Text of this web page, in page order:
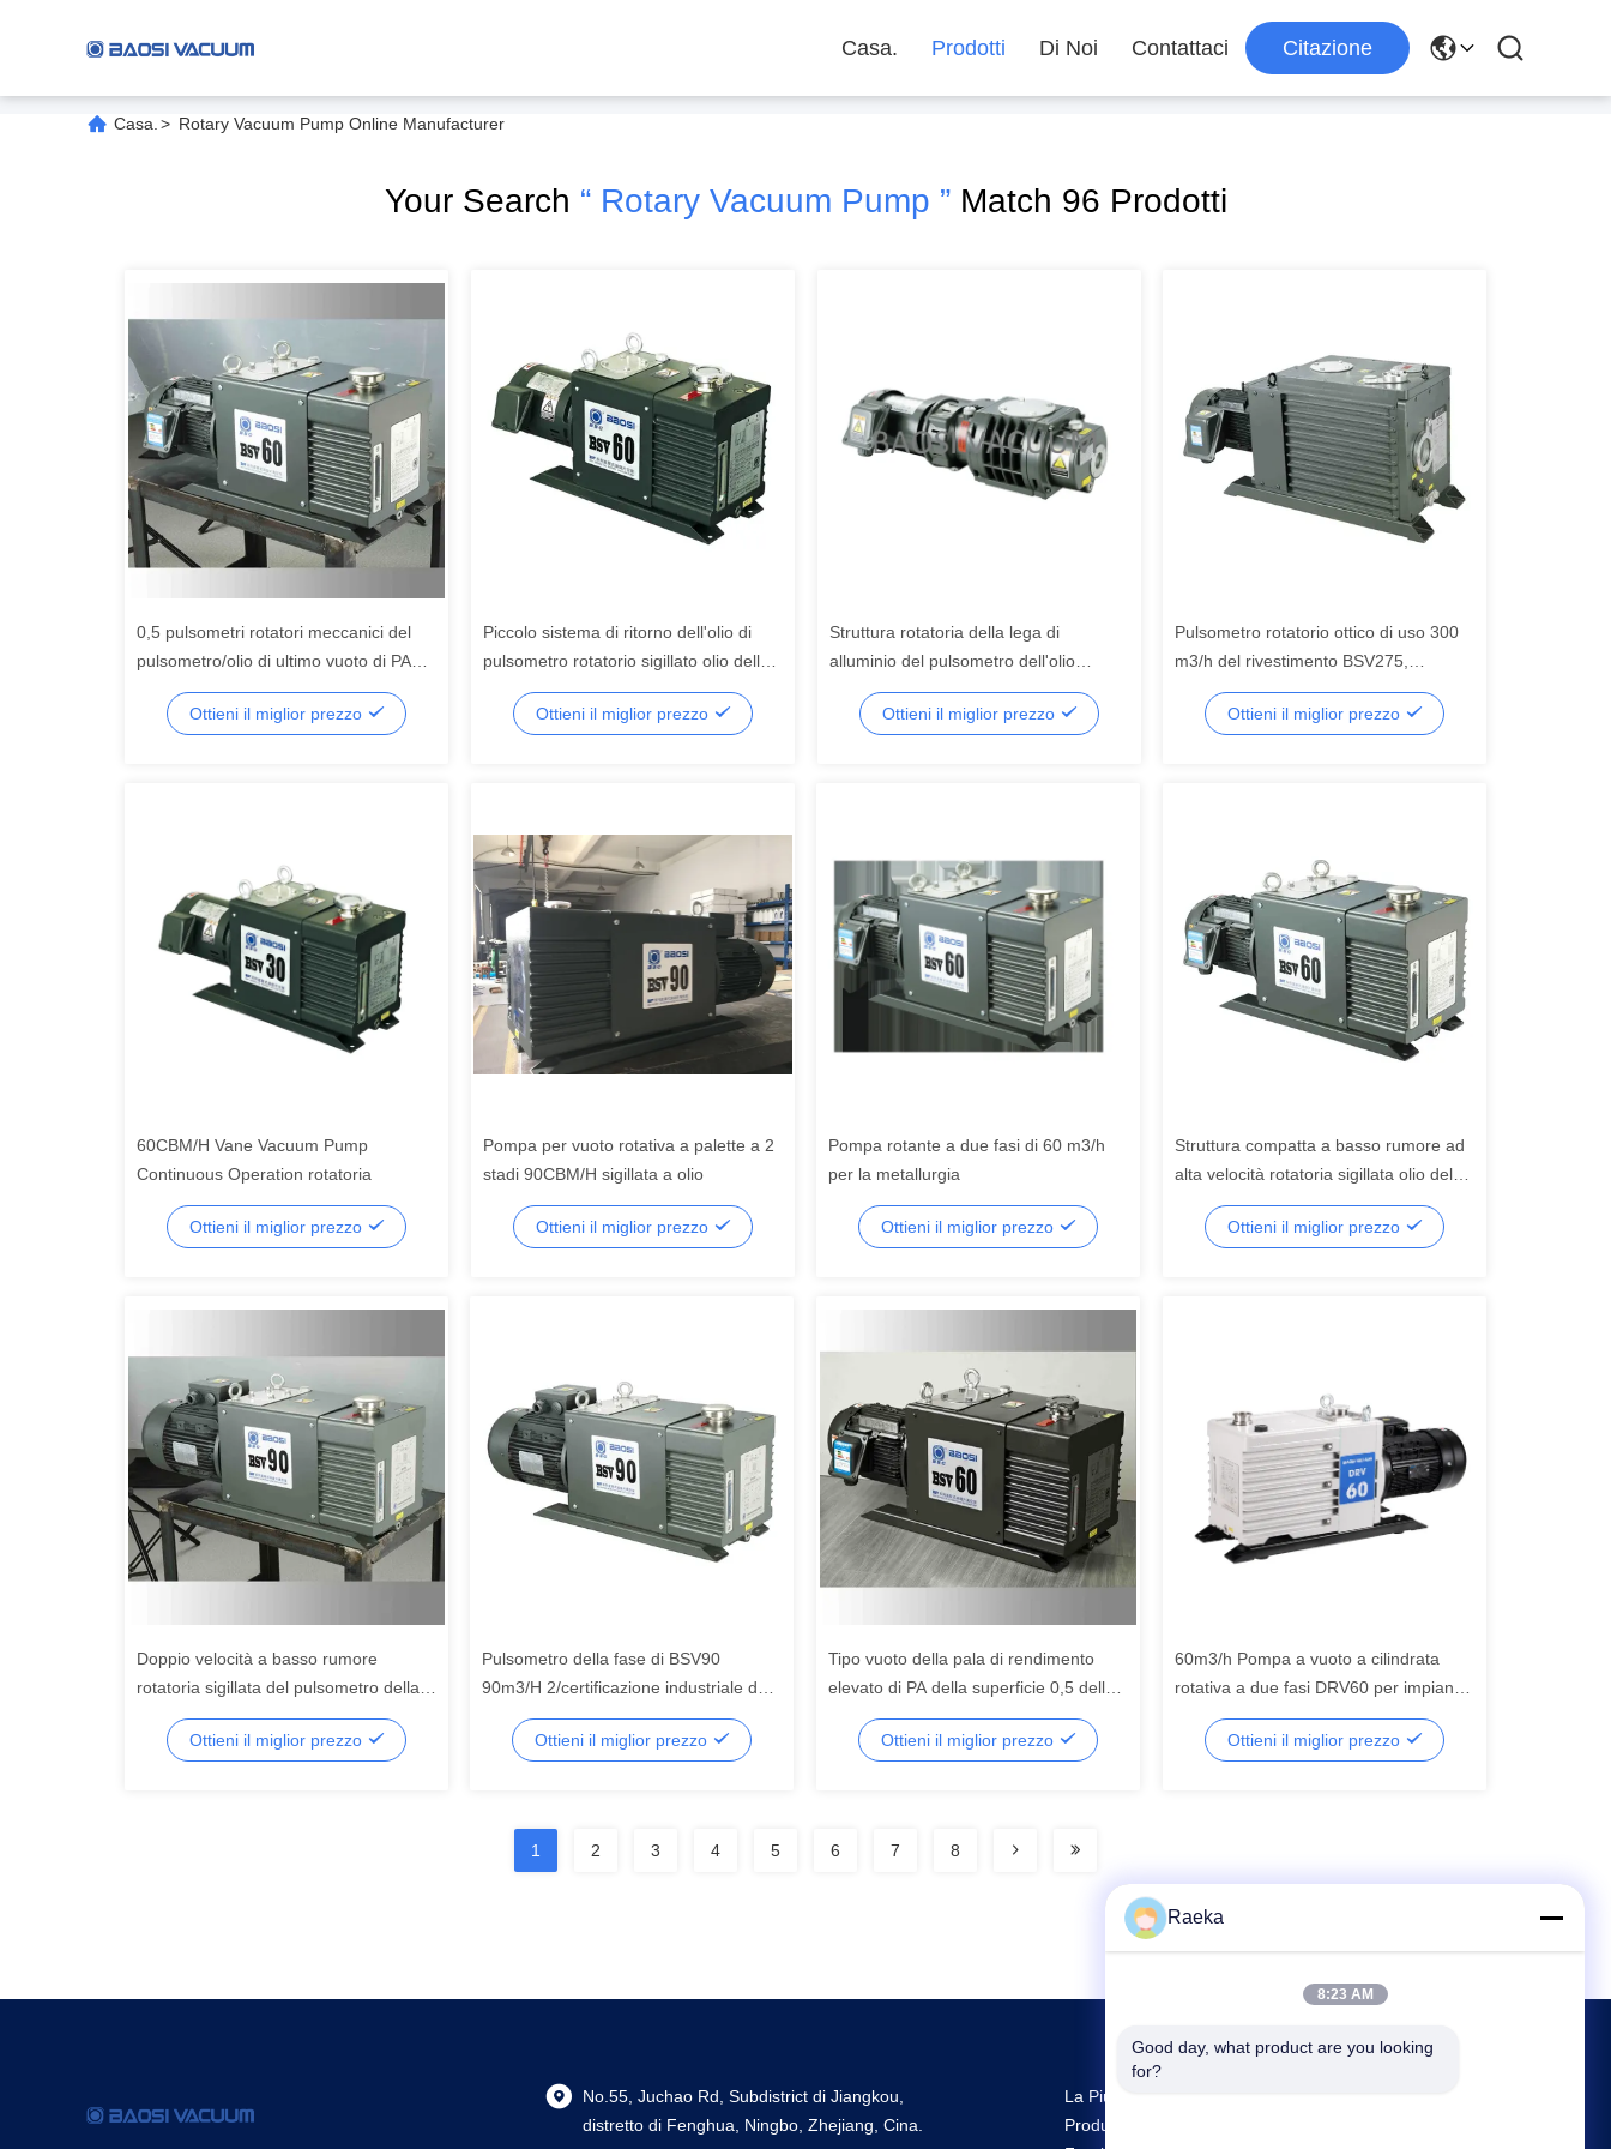
Casa. Prodotti Di Noi Contattaci Citazione
Casa. > Rotary Vacuum Pump Online Manufacturer
Your Search “ Rotary Vacuum Pump ”Match 96 Prodotti
0,5 pulsometri rotatori meccanici del
pulsometro/olio di ultimo vuoto di PA
per il laboratorio
Ottieni il miglior prezzo
Piccolo sistema di ritorno dell'olio di
pulsometro rotatorio sigillato olio della
fase di BSV60 60m3/H 2 anti
Ottieni il miglior prezzo
Struttura rotatoria della lega di
alluminio del pulsometro dell'olio
160CFM
Ottieni il miglior prezzo
Pulsometro rotatorio ottico di uso 300
m3/h del rivestimento BSV275,
pulsometro meccanico
Ottieni il miglior prezzo
60CBM/H Vane Vacuum Pump
Continuous Operation rotatoria
Ottieni il miglior prezzo
Pompa per vuoto rotativa a palette a 2
stadi 90CBM/H sigillata a olio
Ottieni il miglior prezzo
Pompa rotante a due fasi di 60 m3/h
per la metallurgia
Ottieni il miglior prezzo
Struttura compatta a basso rumore ad
alta velocità rotatoria sigillata olio del
pulsometro della pala di 2 fasi
Ottieni il miglior prezzo
Doppio velocità a basso rumore
rotatoria sigillata del pulsometro della
pala della fase olio 90 CBM/H
Ottieni il miglior prezzo
Pulsometro della fase di BSV90
90m3/H 2/certificazione industriale del
CE dei pulsometri
Ottieni il miglior prezzo
Tipo vuoto della pala di rendimento
elevato di PA della superficie 0,5 della
pittura del pulsometro ultimo
Ottieni il miglior prezzo
60m3/h Pompa a vuoto a cilindrata
rotativa a due fasi DRV60 per impianti
di refrigerazione
Ottieni il miglior prezzo
1 2 3 4 5 6 7 8
No.55, Juchao Rd, Subdistrict di Jiangkou,
distretto di Fenghua, Ningbo, Zhejiang, Cina.
La Più Grande Ricerca E Sviluppo E
Produzione Rotary Vane Vacuum Pump
Raeka
8:23 AM
Good day, what product are you looking
for?